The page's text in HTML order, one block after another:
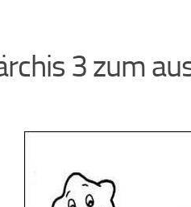
3 zum